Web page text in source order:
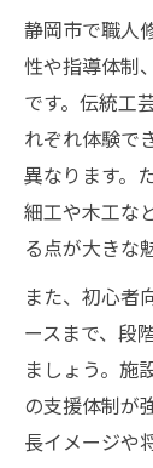
静岡市で職人
性や指導体制
です。伝統工
れぞれ体験で
異なります。
細工や木工な
る点が大きな
また、初心者
ースまで、段
ましょう。施
の支援体制が
長イメージや